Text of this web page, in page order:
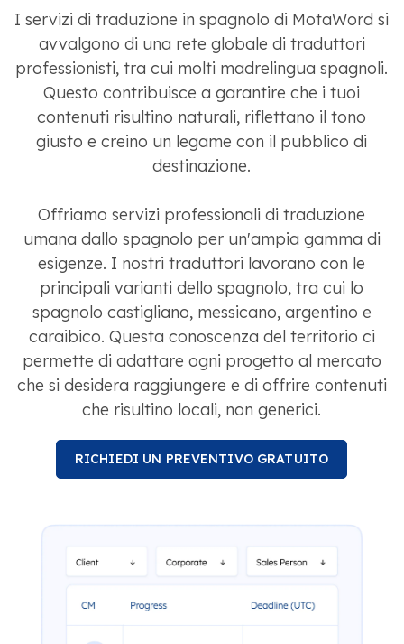
I servizi di traduzione in spagnolo di MotaWord si
avvalgono di una rete globale di traduttori
professionisti, tra cui molti madrelingua spagnoli.
Questo contribuisce a garantire che i tuoi
contenuti risultino naturali, riflettano il tono
giusto e creino un legame con il pubblico di
destinazione.
Offriamo servizi professionali di traduzione
umana dallo spagnolo per un'ampia gamma di
esigenze. I nostri traduttori lavorano con le
principali varianti dello spagnolo, tra cui lo
spagnolo castigliano, messicano, argentino e
caraibico. Questa conoscenza del territorio ci
permette di adattare ogni progetto al mercato
che si desidera raggiungere e di offrire contenuti
che risultino locali, non generici.
RICHIEDI UN PREVENTIVO GRATUITO